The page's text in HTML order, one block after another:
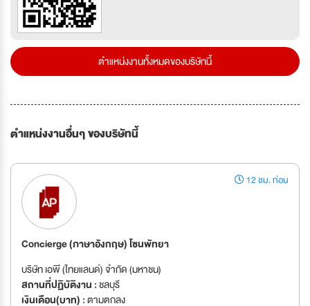
ตำแหน่งงานทั้งหมดของบริษัทนี้
ตำแหน่งงานอื่นๆ ของบริษัทนี้
12 ชม. ก่อน
Concierge (ภาษาอังกฤษ) โซนพัทยา
บริษัท เอพี (ไทยแลนด์) จำกัด (มหาชน)
สถานที่ปฏิบัติงาน :ชลบุรี
เงินเดือน(บาท) :ตามตกลง